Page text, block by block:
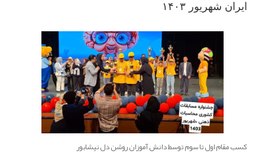
ایران شهریور ۱۴۰۳
کسب مقام اول تا سوم توسط دانش آموزان روشن دل نیشابور